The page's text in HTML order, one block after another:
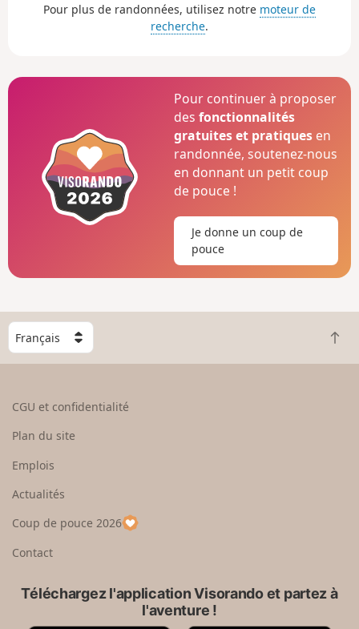
Pour plus de randonnées, utilisez notre moteur de
recherche.
Pour continuer à proposer
desfonctionnalités
gratuites et pratiques en
randonnée, soutenez-nous
en donnant un petit coup
de pouce !
Je donne un coup de
pouce
C
h
o
e
u
p
a
R
e
CGU et confidentialité
Plan du site
Emplois
Actualités
Coup de pouce 2026
Contact
Téléchargez l'application Visorando et partez à
l'aventure !